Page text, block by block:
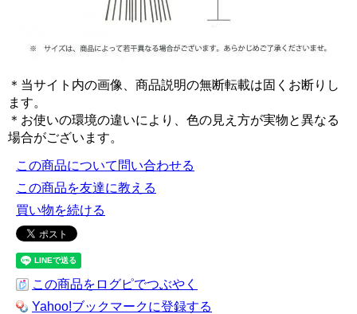
＊当サイト内の画像、商品説明の無断転載は固くお断りし
ます。
＊お使いの環境の違いにより、色の見え方が実物と異なる
場合がございます。
この商品について問い合わせる
この商品を友達に教える
買い物を続ける
この商品をログピでつぶやく
Yahoo!ブックマークに登録する